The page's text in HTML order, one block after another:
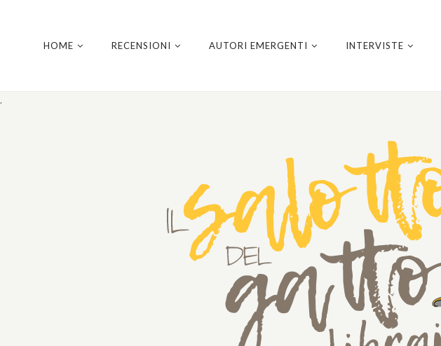
.
HOME RECENSIONI AUTORI EMERGENTI INTERVISTE